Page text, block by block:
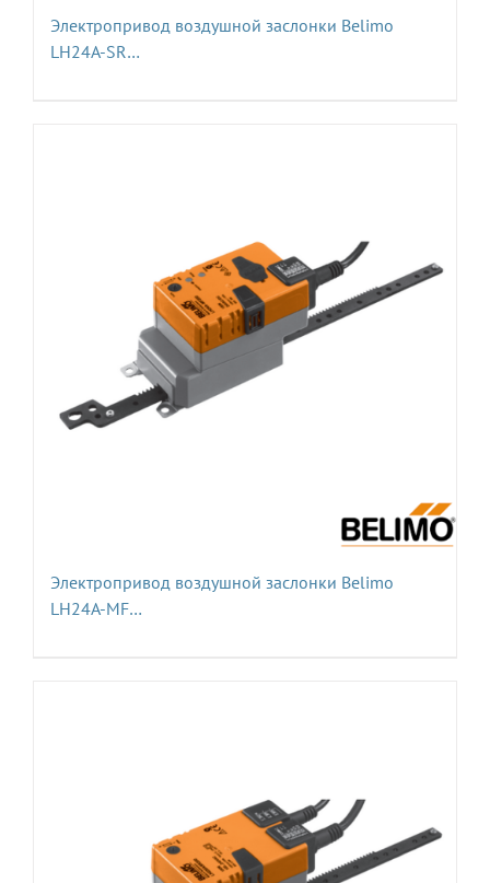
Электропривод воздушной заслонки Belimo
LH24A-SR…
Электропривод воздушной заслонки Belimo
LH24A-MF…